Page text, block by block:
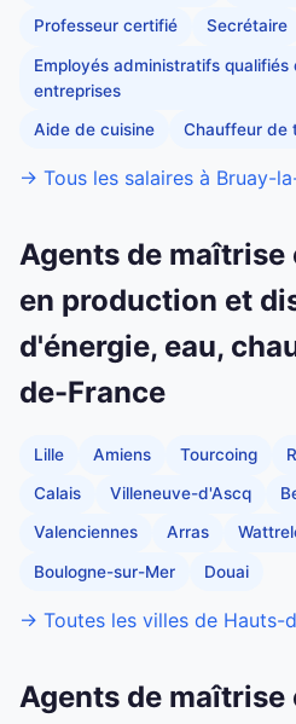
Professeur certifié Secrétaire
Employés administratifs
entreprises
Aide de cuisine Chauffeur de
→ Tous les salaires à Bruay-
Agents de
en production et
d'énergie, eau,
de-France
Lille Amiens Tourcoing
Calais Villeneuve-d'Ascq
Valenciennes Arras
Boulogne-sur-Mer Douai
→ Toutes les villes de Hauts-
Agents de